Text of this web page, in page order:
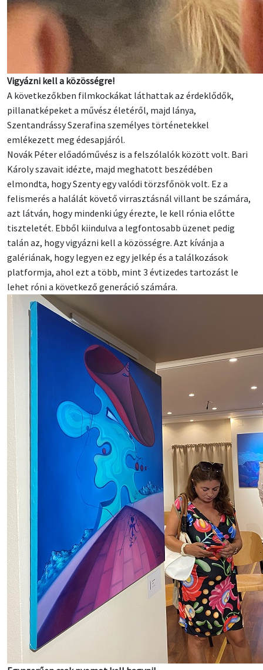
Vigyázni kell a közösségre!
A következőkben filmkockákat láthattak az érdeklődők,
pillanatképeket a művész életéről, majd lánya,
Szentandrássy Szerafina személyes történetekkel
emlékezett meg édesapjáról.
Novák Péter előadóművész is a felszólalók között volt. Bari
Károly szavait idézte, majd meghatott beszédében
elmondta, hogy Szenty egy valódi törzsfőnök volt. Ez a
felismerés a halálát követő virrasztásnál villant be számára,
azt látván, hogy mindenki úgy érezte, le kell rónia előtte
tiszteletét. Ebből kiindulva a legfontosabb üzenet pedig
talán az, hogy vigyázni kell a közösségre. Azt kívánja a
galériának, hogy legyen ez egy jelkép és a találkozások
platformja, ahol ezt a több, mint 3 évtizedes tartozást le
lehet róni a következő generáció számára.